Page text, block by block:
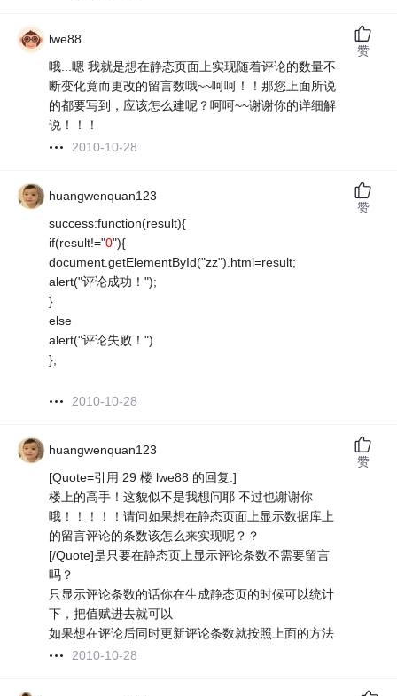
lwe88
哦...嗯 我就是想在静态页面上实现随着评论的数量不
断变化竟而更改的留言数哦~~呵呵！！那您上面所说
的都要写到，应该怎么建呢？呵呵~~谢谢你的详细解
说！！！
2010-10-28
赞
huangwenquan123
success:function(result){
if(result!="0"){
document.getElementById("zz").html=result;
alert("评论成功！");
}
else
alert("评论失败！")
},
2010-10-28
赞
huangwenquan123
[Quote=引用 29 楼 lwe88 的回复:]
楼上的高手！这貌似不是我想问耶 不过也谢谢你
哦！！！！！请问如果想在静态页面上显示数据库上
的留言评论的条数该怎么来实现呢？？
[/Quote]是只要在静态页上显示评论条数不需要留言
吗？
只显示评论条数的话你在生成静态页的时候可以统计
下，把值赋进去就可以
如果想在评论后同时更新评论条数就按照上面的方法
2010-10-28
赞